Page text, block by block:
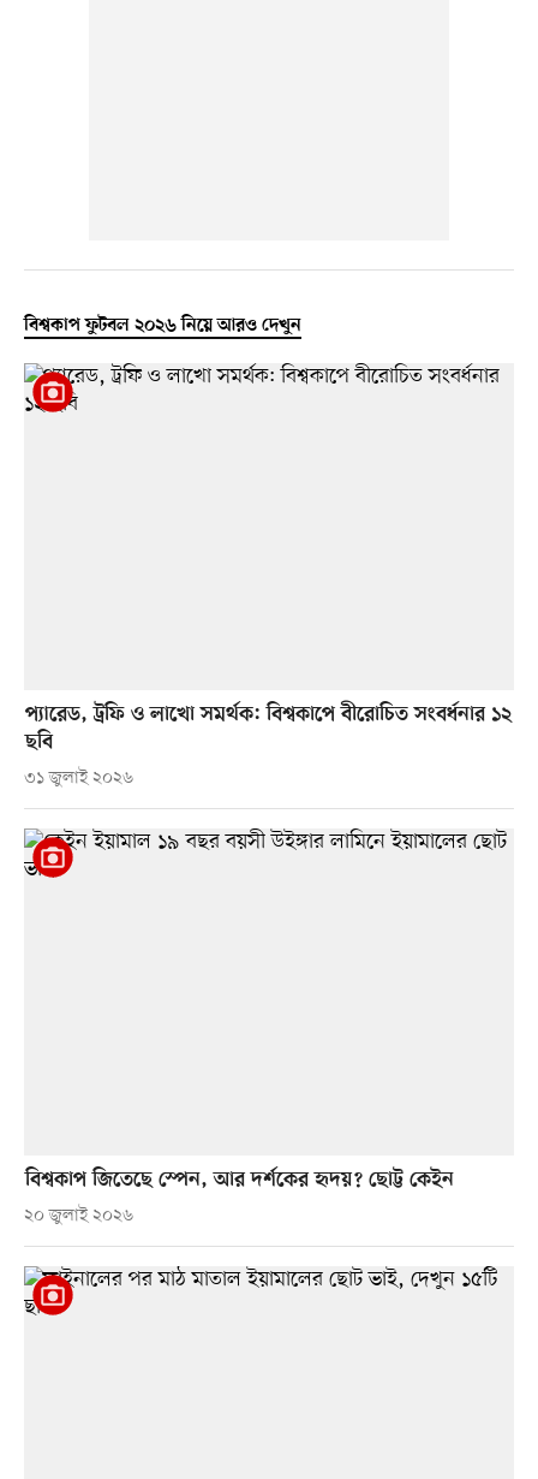
বিশ্বকাপ ফুটবল ২০২৬ নিয়ে আরও দেখুন
প্যারেড, ট্রফি ও লাখো সমর্থক: বিশ্বকাপে বীরোচিত সংবর্ধনার ১২
ছবি
৩১ জুলাই ২০২৬
বিশ্বকাপ জিতেছে স্পেন, আর দর্শকের হৃদয়? ছোট্ট কেইন
২০ জুলাই ২০২৬